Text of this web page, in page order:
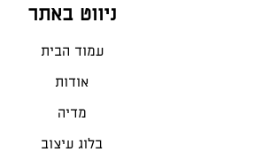
ניווט באתר
עמוד הבית
אודות
מדיה
בלוג עיצוב